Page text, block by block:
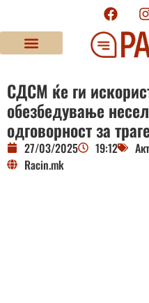
СДСМ ќе ги
обезбедување
одговорност за
27/03/2025 19:12
Racin.mk